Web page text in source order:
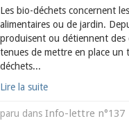
Les bio-déchets concernent
alimentaires ou de jardin.
produisent ou détiennent
tenues de mettre en place un
déchets...
Lire la suite
paru dans Info-lettre n°137